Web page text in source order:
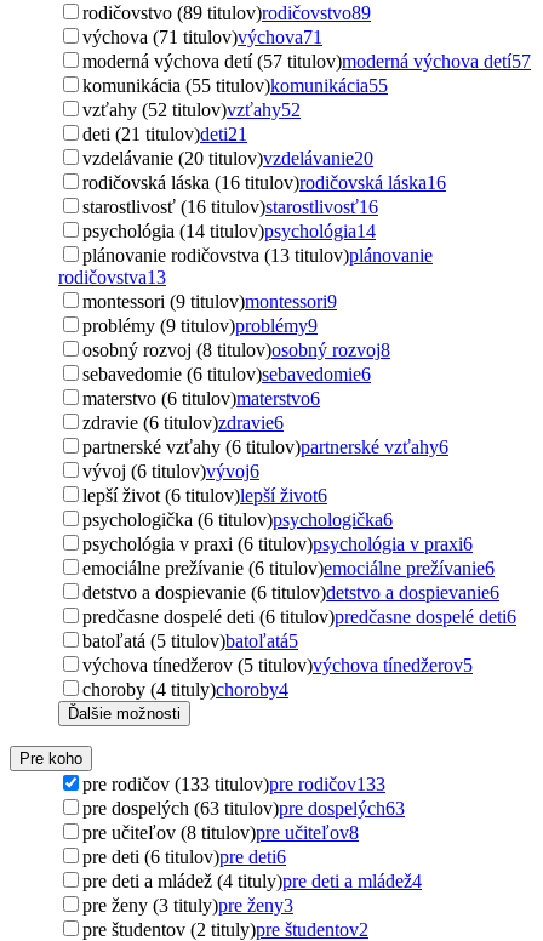
rodičovstvo (89 titulov)rodičovstvo89
výchova (71 titulov)výchova71
moderná výchova detí (57 titulov)moderná výchova detí57
komunikácia (55 titulov)komunikácia55
vzťahy (52 titulov)vzťahy52
deti (21 titulov)deti21
vzdelávanie (20 titulov)vzdelávanie20
rodičovská láska (16 titulov)rodičovská láska16
starostlivosť (16 titulov)starostlivosť16
psychológia (14 titulov)psychológia14
plánovanie rodičovstva (13 titulov)plánovanie
rodičovstva13
montessori (9 titulov)montessori9
problémy (9 titulov)problémy9
osobný rozvoj (8 titulov)osobný rozvoj8
sebavedomie (6 titulov)sebavedomie6
materstvo (6 titulov)materstvo6
zdravie (6 titulov)zdravie6
partnerské vzťahy (6 titulov)partnerské vzťahy6
vývoj (6 titulov)vývoj6
lepší život (6 titulov)lepší život6
psychologička (6 titulov)psychologička6
psychológia v praxi (6 titulov)psychológia v praxi6
emociálne prežívanie (6 titulov)emociálne prežívanie6
detstvo a dospievanie (6 titulov)detstvo a dospievanie6
predčasne dospelé deti (6 titulov)predčasne dospelé deti6
batoľatá (5 titulov)batoľatá5
výchova tínedžerov (5 titulov)výchova tínedžerov5
choroby (4 tituly)choroby4
Ďalšie možnosti
Pre koho
pre rodičov (133 titulov)pre rodičov133
pre dospelých (63 titulov)pre dospelých63
pre učiteľov (8 titulov)pre učiteľov8
pre deti (6 titulov)pre deti6
pre deti a mládež (4 tituly)pre deti a mládež4
pre ženy (3 tituly)pre ženy3
pre študentov (2 tituly)pre študentov2